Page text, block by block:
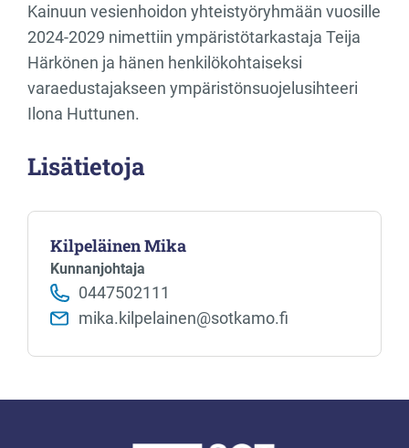
Kainuun vesienhoidon yhteistyöryhmään vuosille
2024-2029 nimettiin ympäristötarkastaja Teija
Härkönen ja hänen henkilökohtaiseksi
varaedustajakseen ympäristönsuojelusihteeri
Ilona Huttunen.
Lisätietoja
Kilpeläinen Mika
Kunnanjohtaja
0447502111
mika.kilpelainen@sotkamo.fi